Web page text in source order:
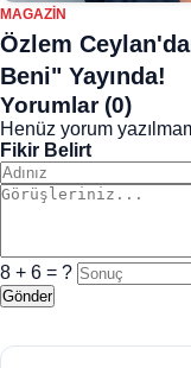
MAGAZIN
Özlem
Beni" Yayında!
Yorumlar (0)
Henüz yorum
Fikir Belirt
8 + 6 = ?
Gönder